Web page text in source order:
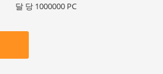
달 당 1000000 PC